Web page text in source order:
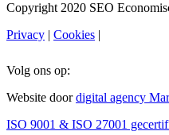
Copyright 2020 SEO
Privacy | Cookies |
Volg ons op:
Website doordigital agency
ISO 9001 & ISO 27001